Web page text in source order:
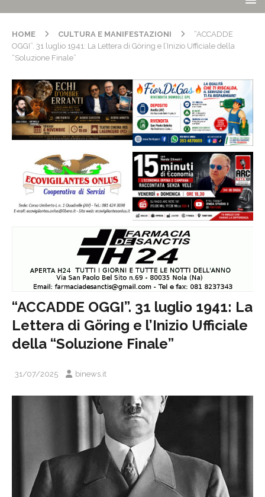
HOME CULTURA E MANIFESTAZIONI
“ACCADDE
OGGI”. 31 luglio 1941: La Lettera di Göring e l’Inizio Ufficiale della
“Soluzione Finale”
“ACCADDE OGGI”. 31 luglio 1941: La
Lettera di Göring e l’Inizio Ufficiale
della “Soluzione Finale”
31/07/2025 binews.it